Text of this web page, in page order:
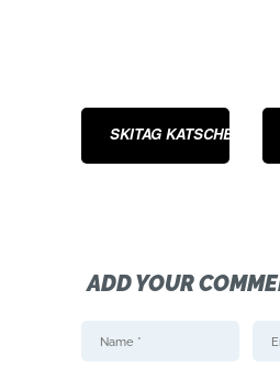
SKITAG KATSCHBERG
ADD YOUR